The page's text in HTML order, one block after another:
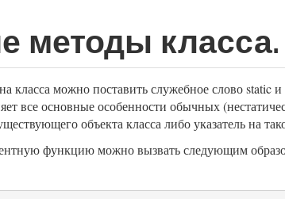
методы класса.
класса можно поставить служебное слово static
все основные особенности обычных
объекта класса либо указатель на
функцию можно вызвать следующим